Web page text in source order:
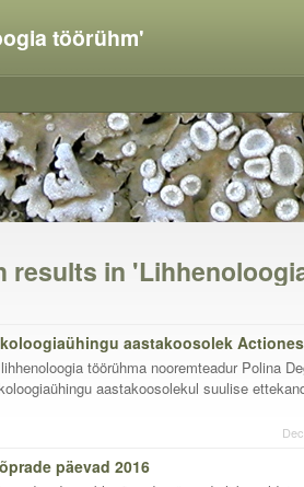
töörühm'
results in
aastakoosolek
töörühma nooremteadur Polina
aastakoosolekul suulise
päevad 2016